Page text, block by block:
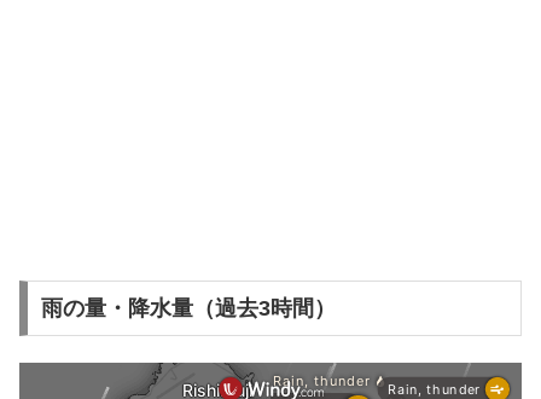
雨の量・降水量（過去3時間）